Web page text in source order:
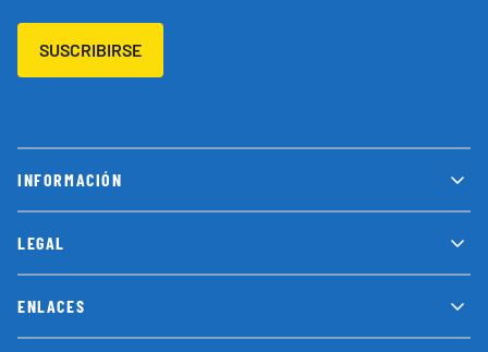
INFORMACIÓN
LEGAL
ENLACES
SUSCRIBIRSE